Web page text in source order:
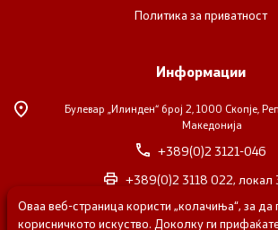
Политика за приватност
Информации
Булевар „Илинден“ број 2, 1000 Скопје,
Македонија
+389(0)2 3121-046
+389(0)2 3118 022, локал
Оваа веб-страница користи „колачиња“, за да
корисничкото искуство. Доколку ги